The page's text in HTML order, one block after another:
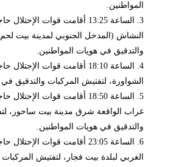
المواطنين.
3. الساعة 13:25 أقامت قوات
النشاش (المدخل الجنوبي لمدينة بيت
والتدقيق في هويات المواطنين.
4. الساعة 18:10 أقامت قوات
الشواورة، لتفتيش المركبات والتدقيق
5. الساعة 18:50 أقامت قوات
غراب الواقعة شرق مدينة بيت ساحور،
والتدقيق في هويات المواطنين.
6. الساعة 23:05 أقامت قوات
الغربي لبلدة بيت فجار، لتفتيش